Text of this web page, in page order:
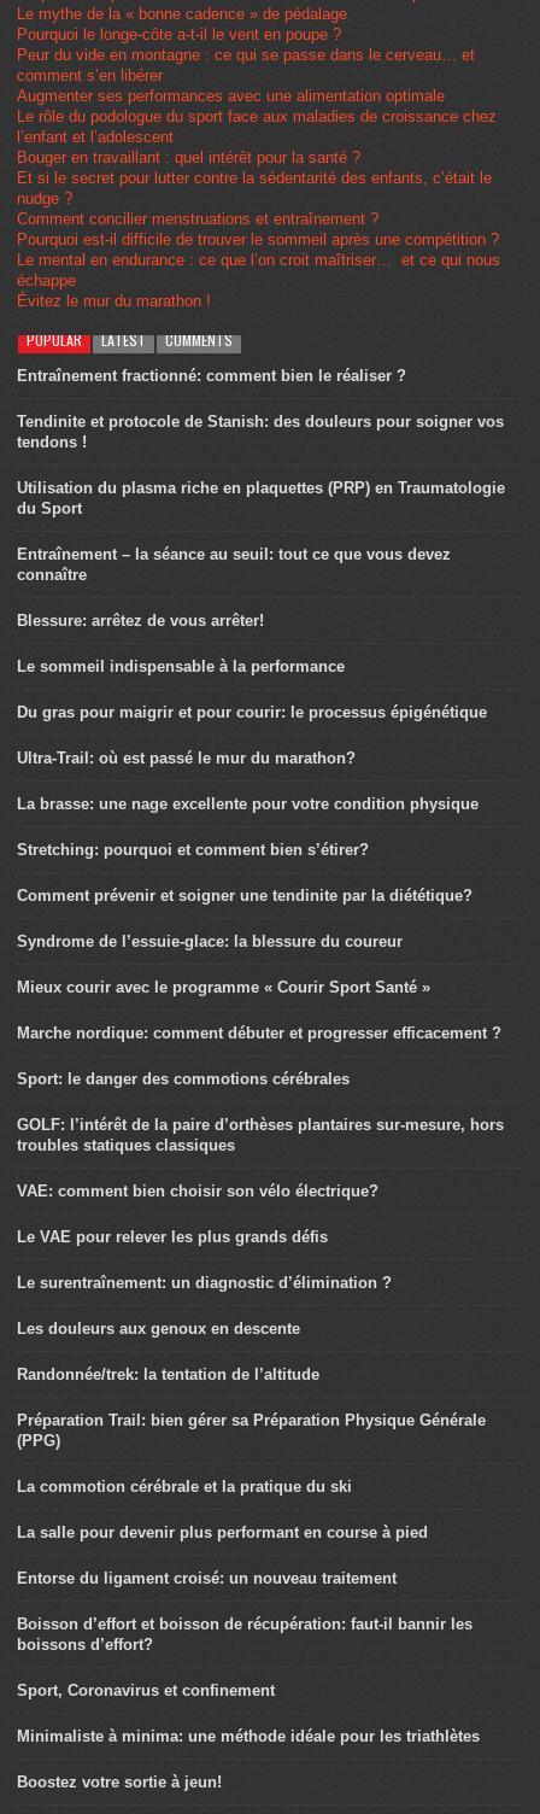
Le mythe de la « bonne cadence » de pédalage
Pourquoi le longe-côte a-t-il le vent en poupe ?
Peur du vide en montagne : ce qui se passe dans le cerveau… et
comment s’en libérer
Augmenter ses performances avec une alimentation optimale
Le rôle du podologue du sport face aux maladies de croissance chez
l’enfant et l’adolescent
Bouger en travaillant : quel intérêt pour la santé ?
Et si le secret pour lutter contre la sédentarité des enfants, c’était le
nudge ?
Comment concilier menstruations et entraînement ?
Pourquoi est-il difficile de trouver le sommeil après une compétition ?
Le mental en endurance : ce que l’on croit maîtriser… et ce qui nous
échappe
Évitez le mur du marathon !
POPULAR LATEST COMMENTS
Entraînement fractionné: comment bien le réaliser ?
Tendinite et protocole de Stanish: des douleurs pour soigner vos
tendons !
Utilisation du plasma riche en plaquettes (PRP) en Traumatologie
du Sport
Entraînement – la séance au seuil: tout ce que vous devez
connaître
Blessure: arrêtez de vous arrêter!
Le sommeil indispensable à la performance
Du gras pour maigrir et pour courir: le processus épigénétique
Ultra-Trail: où est passé le mur du marathon?
La brasse: une nage excellente pour votre condition physique
Stretching: pourquoi et comment bien s’étirer?
Comment prévenir et soigner une tendinite par la diététique?
Syndrome de l’essuie-glace: la blessure du coureur
Mieux courir avec le programme « Courir Sport Santé »
Marche nordique: comment débuter et progresser efficacement ?
Sport: le danger des commotions cérébrales
GOLF: l’intérêt de la paire d’orthèses plantaires sur-mesure, hors
troubles statiques classiques
VAE: comment bien choisir son vélo électrique?
Le VAE pour relever les plus grands défis
Le surentraînement: un diagnostic d’élimination ?
Les douleurs aux genoux en descente
Randonnée/trek: la tentation de l’altitude
Préparation Trail: bien gérer sa Préparation Physique Générale
(PPG)
La commotion cérébrale et la pratique du ski
La salle pour devenir plus performant en course à pied
Entorse du ligament croisé: un nouveau traitement
Boisson d’effort et boisson de récupération: faut-il bannir les
boissons d’effort?
Sport, Coronavirus et confinement
Minimaliste à minima: une méthode idéale pour les triathlètes
Boostez votre sortie à jeun!